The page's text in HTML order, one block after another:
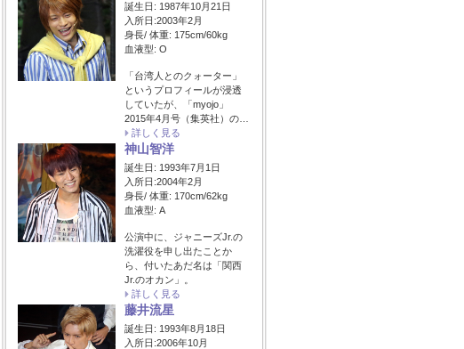
誕生日: 1987年10月21日
入所日:2003年2月
身長/ 体重: 175cm/60kg
血液型: O
「台湾人とのクォーター」
というプロフィールが浸透
していたが、「myojo」
2015年4月号（集英社）の…
詳しく見る
神山智洋
誕生日: 1993年7月1日
入所日:2004年2月
身長/ 体重: 170cm/62kg
血液型: A
公演中に、ジャニーズJr.の
洗濯役を申し出たことか
ら、付いたあだ名は「関西
Jr.のオカン」。
詳しく見る
藤井流星
誕生日: 1993年8月18日
入所日:2006年10月